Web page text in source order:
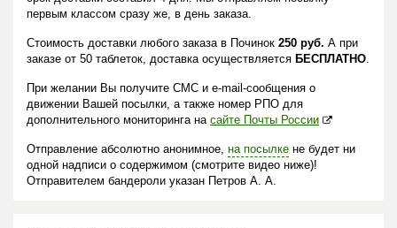
первым классом сразу же, в день заказа.
Стоимость доставки любого заказа в Починок 250 руб. А при
заказе от 50 таблеток, доставка осуществляется БЕСПЛАТНО.
При желании Вы получите СМС и e-mail-сообщения о
движении Вашей посылки, а также номер РПО для
дополнительного мониторинга на сайте Почты России
Отправление абсолютно анонимное, на посылке не будет ни
одной надписи о содержимом (смотрите видео ниже)!
Отправителем бандероли указан Петров А. А.